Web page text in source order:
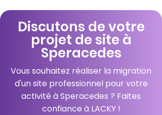
Discutons de votre
projet de site à
Speracedes
Vous souhaitez réaliser la migration
d'un site professionnel pour votre
activité à Speracedes ? Faites
confiance à LACKY !